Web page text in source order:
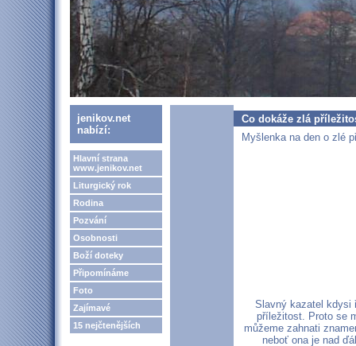
jenikov.net
nabízí:
Hlavní strana
www.jenikov.net
Liturgický rok
Rodina
Pozvání
Osobnosti
Boží doteky
Připomínáme
Foto
Zajímavé
15 nejčtenějších
Co dokáže zlá
Myšlenka na den o zlé
Slavný kazatel kdysi
příležitost. Proto se
můžeme zahnati
neboť ona je nad